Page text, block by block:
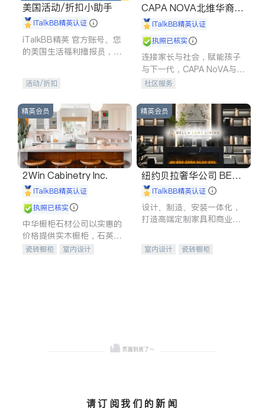
美国活动/折扣小助手
iTalkBB精英认证
iTalkBB精英 官方账号。您
的美国生活福利播报员，精
专属福利。
活动/折扣
CAPA NOVA北维华裔家
长会iTalkBB精英认证
执照已核实
连接家长与社会，赋能孩子
与下一代，CAPA NoVA与您
携手建设包容、公平、充满
社区服务
精英会员
2Win Cabinetry Inc.
iTalkBB精英认证
执照已核实
中华橱柜石材公司以实惠的
价格提供实木橱柜，石英石
台面，多种优质不锈钢水
瓷砖橱柜
室内设计
精英会员
纽约贝拉奢华公司 BELL
A LUXE
iTalkBB精英认证
设计、制造、安装一体化，
打造高端定制家具和商业空
室内设计
瓷砖橱柜
请订阅我们的新闻